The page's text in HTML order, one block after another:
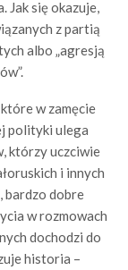
Jak się okazuje,
z partią
albo „agresją
w zamęcie
polityki ulega
którzy uczciwie
i innych
bardzo dobre
w rozmowach
dochodzi do
historia –